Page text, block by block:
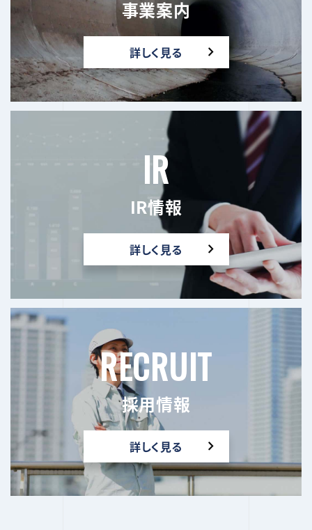
事業案内
詳しく見る
IR
IR情報
詳しく見る
RECRUIT
採用情報
詳しく見る